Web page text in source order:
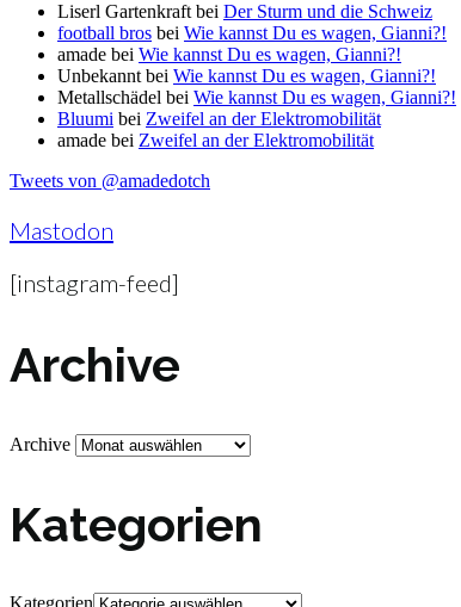
Liserl Gartenkraft bei Der Sturm und die Schweiz
football bros bei Wie kannst Du es wagen, Gianni?!
amade bei Wie kannst Du es wagen, Gianni?!
Unbekannt bei Wie kannst Du es wagen, Gianni?!
Metallschädel bei Wie kannst Du es wagen, Gianni?!
Bluumi bei Zweifel an der Elektromobilität
amade bei Zweifel an der Elektromobilität
Tweets von @amadedotch
Mastodon
[instagram-feed]
Archive
Archive
Kategorien
Kategorien